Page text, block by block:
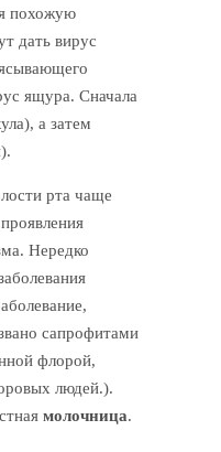
похожую
дать вирус
ящура. Сначала
а затем
рта чаще
Нередко
сапрофитами
флорой,
людей.).
молочница.